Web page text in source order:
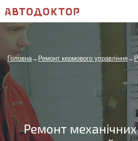
Головна→ Ремонт кермового управління→
Ремонт